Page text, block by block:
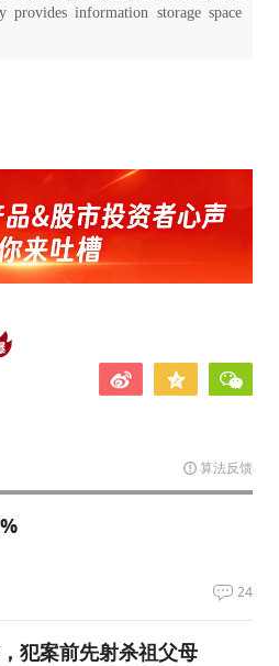
information storage space
算法反馈
24
犯案前先射杀祖父母